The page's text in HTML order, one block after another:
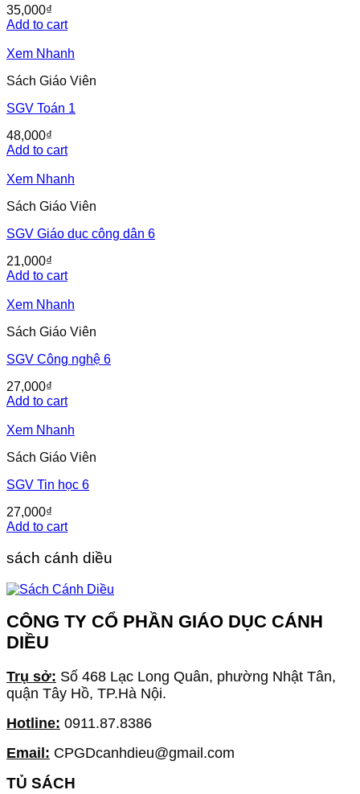
35,000₫
Add to cart
Xem Nhanh
Sách Giáo Viên
SGV Toán 1
48,000₫
Add to cart
Xem Nhanh
Sách Giáo Viên
SGV Giáo dục công dân 6
21,000₫
Add to cart
Xem Nhanh
Sách Giáo Viên
SGV Công nghệ 6
27,000₫
Add to cart
Xem Nhanh
Sách Giáo Viên
SGV Tin học 6
27,000₫
Add to cart
sách cánh diều
CÔNG TY CỔ PHẦN GIÁO DỤC CÁNH
DIỀU
Trụ sở: Số 468 Lạc Long Quân, phường Nhật Tân,
quận Tây Hồ, TP.Hà Nội.
Hotline: 0911.87.8386
Email: CPGDcanhdieu@gmail.com
TỦ SÁCH